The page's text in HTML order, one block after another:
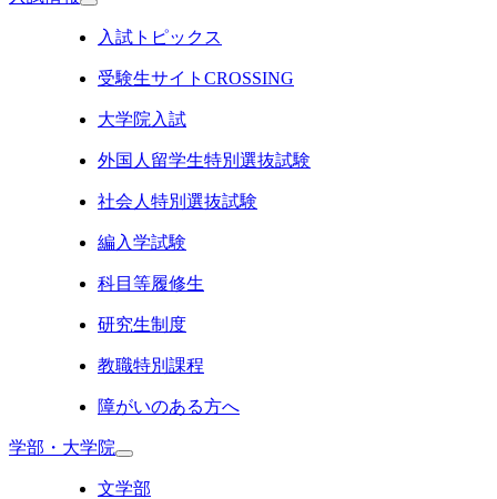
入試トピックス
受験生サイトCROSSING
大学院入試
外国人留学生特別選抜試験
社会人特別選抜試験
編入学試験
科目等履修生
研究生制度
教職特別課程
障がいのある方へ
学部・大学院
文学部